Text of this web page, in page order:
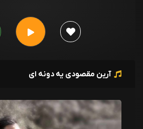
آرین مقصودی یه دونه ای